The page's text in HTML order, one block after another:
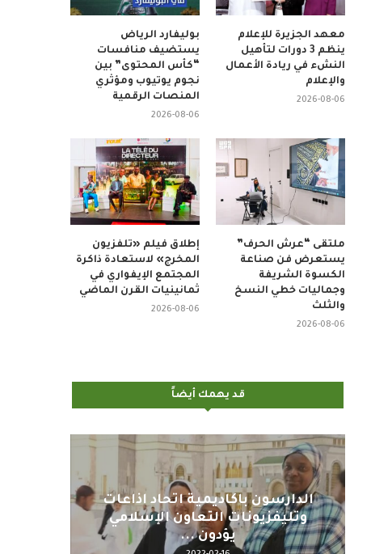
بوليفارد الرياض
يستضيف منافسات
“كأس المحتوى” بين
نجوم يوتيوب ومؤثري
المنصات الرقمية
2026-08-06
معهد الجزيرة للإعلام
ينظم 3 دورات لتأهيل
النشء في ريادة الأعمال
والإعلام
2026-08-06
إطلاق فيلم «تلفزيون
المخرج» لاستعادة ذاكرة
المجتمع الإيفواري في
ثمانينيات القرن الماضي
2026-08-06
ملتقى “عرش الحرف”
يستعرض فن صناعة
الكسوة الشريفة
وجماليات خطي النسخ
والثلث
2026-08-06
قد يهمك أيضاً
اليوم : المشاركة بالاجتماع
التحضيري لمنظمي قمة اسيا...
2022-04-12